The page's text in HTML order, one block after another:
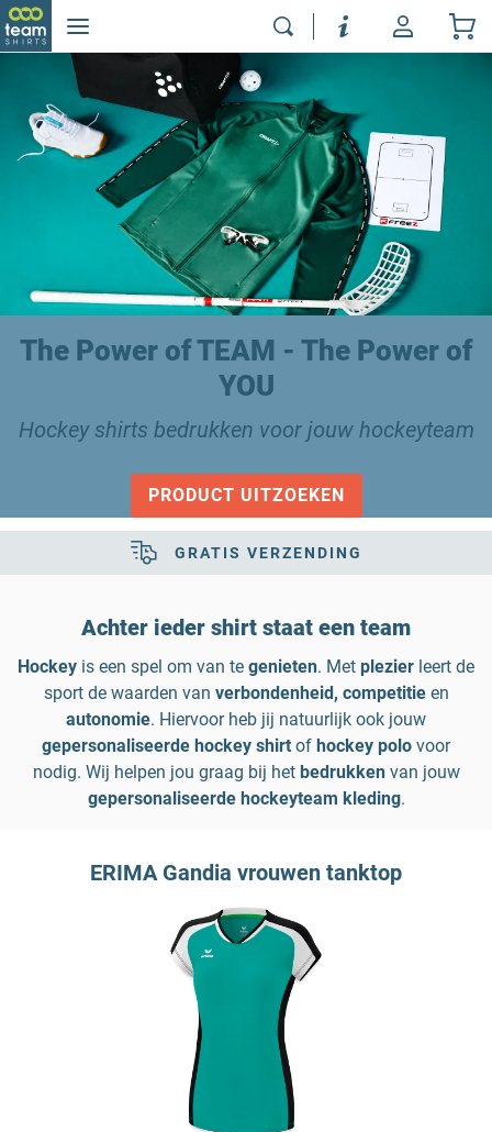
The Power of TEAM - The Power of
YOU
Hockey shirts bedrukken voor jouw hockeyteam
PRODUCT UITZOEKEN
GRATIS VERZENDING
Achter ieder shirt staat een team
Hockey is een spel om van te genieten. Met plezier leert de
sport de waarden van verbondenheid, competitieen
autonomie. Hiervoor heb jij natuurlijk ook jouw
gepersonaliseerde hockey shirt of hockey polo voor
nodig. Wij helpen jou graag bij het bedrukkenvan jouw
gepersonaliseerde hockeyteam kleding.
ERIMA Gandia vrouwen tanktop